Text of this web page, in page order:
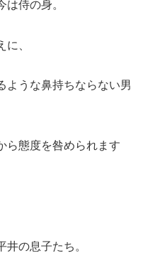
侍の身。
、
ような鼻持ちならない男
ら態度を咎められます
の息子たち。